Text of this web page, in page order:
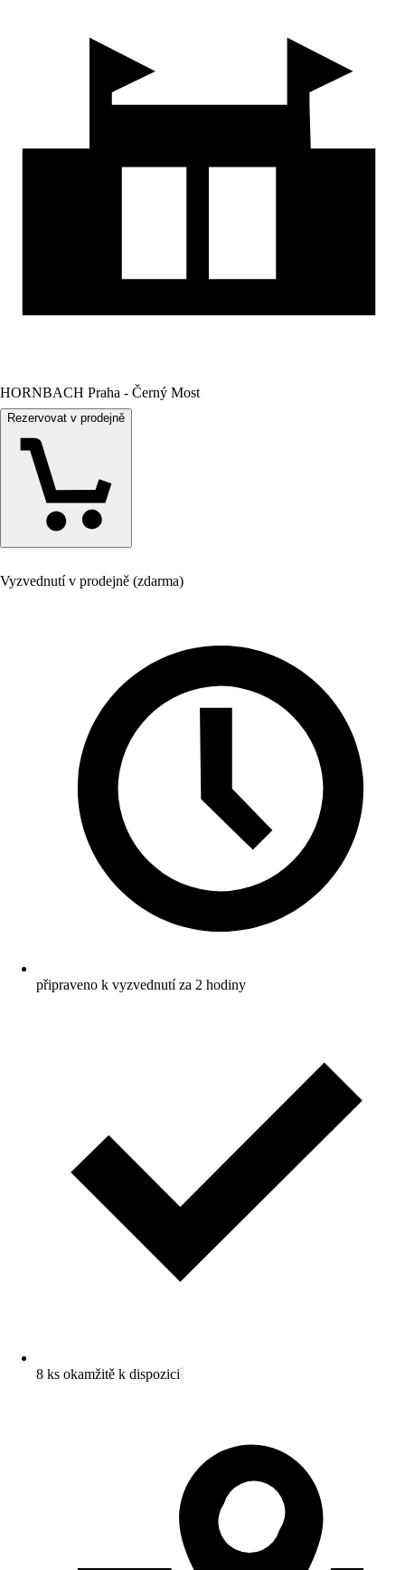
HORNBACH Praha - Černý Most
Rezervovat v prodejně
Vyzvednutí v prodejně (zdarma)
připraveno k vyzvednutí za 2 hodiny
8 ks okamžitě k dispozici